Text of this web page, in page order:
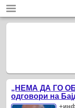
„НЕМА ДА ГО
одговори на